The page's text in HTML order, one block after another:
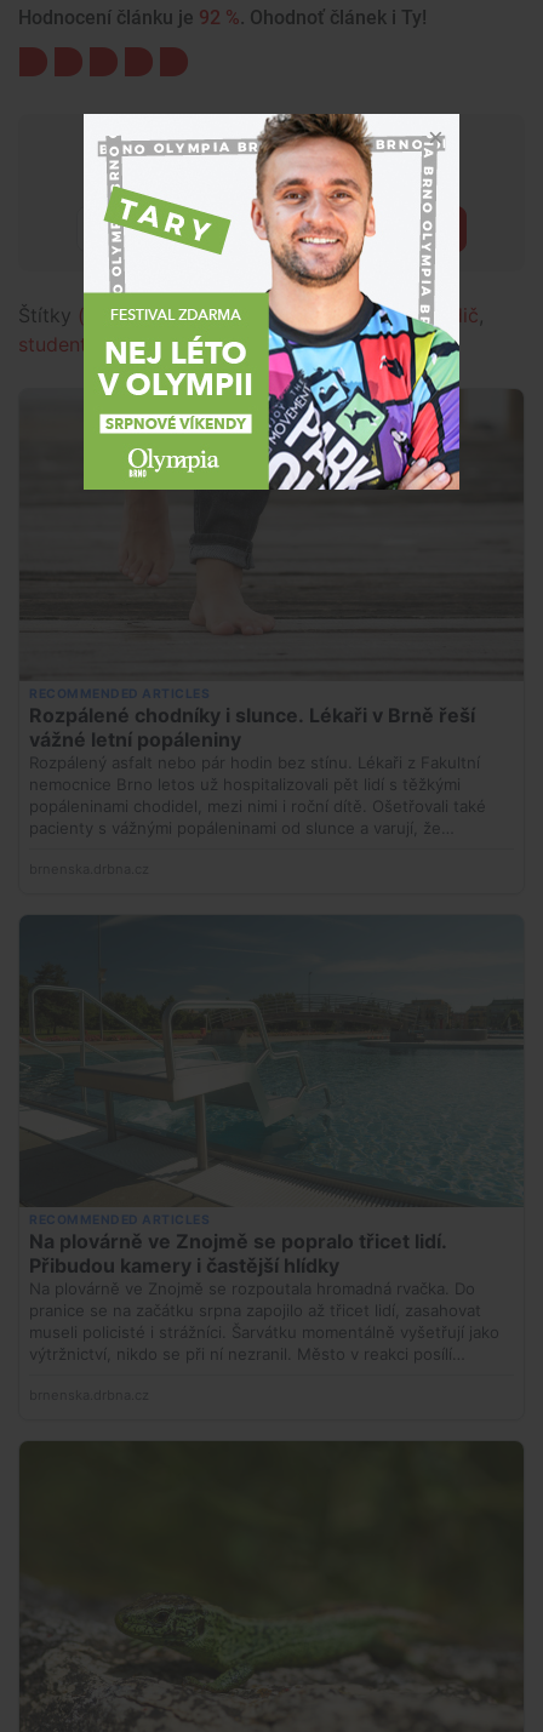
Hodnocení článku je 92 %. Ohodnoť článek i Ty!
Chceš mít přehled o tom, co se
děje kolem tebe?
Přihlásit
Štítky (ne)obyčejní,rozhovor, tramvaj ,šalina, řidič,
student